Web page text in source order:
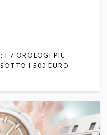
I 7 OROLOGI PIÙ
I 500 EURO